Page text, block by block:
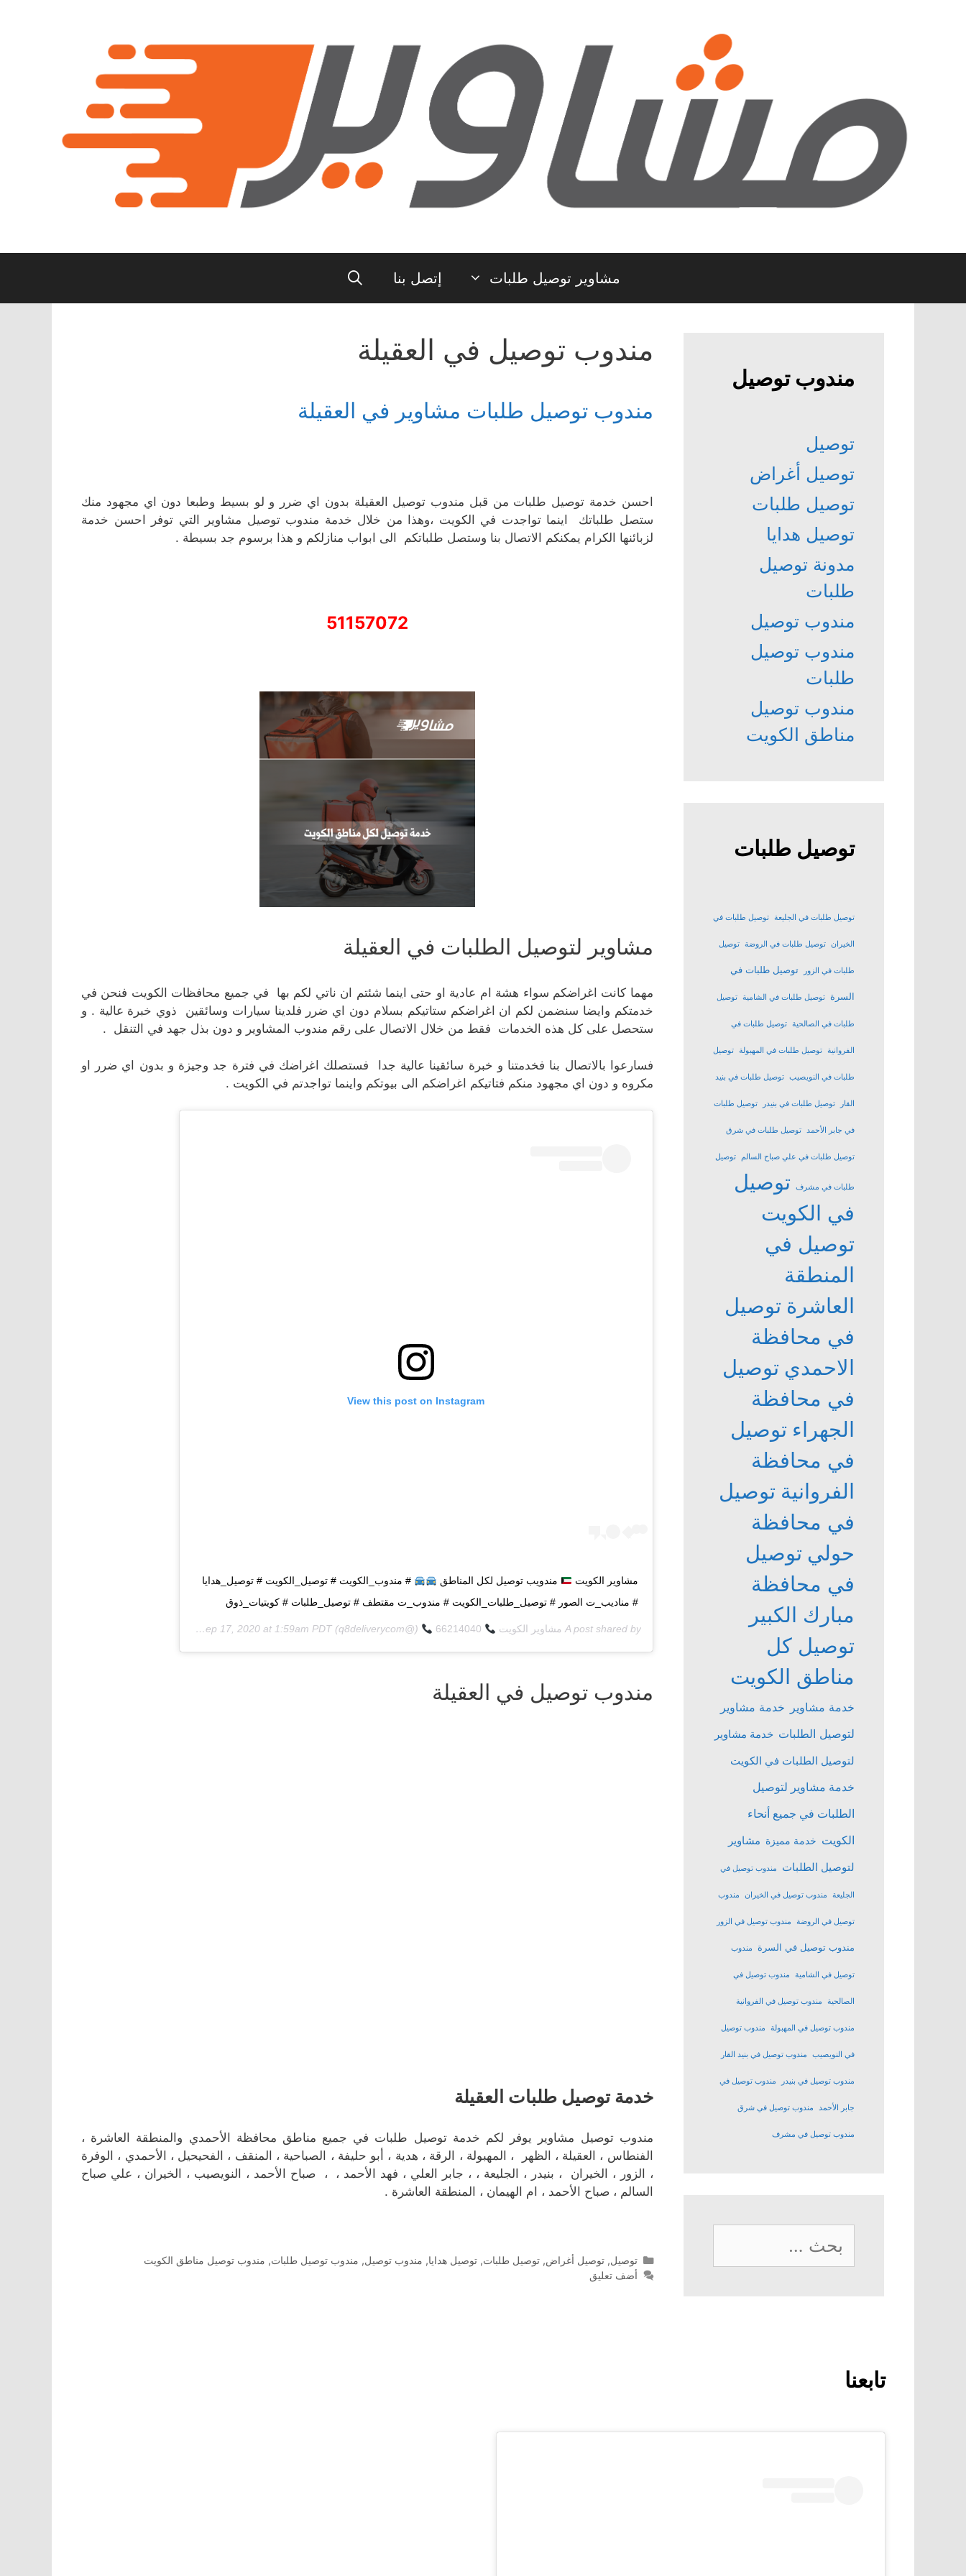
مشاوير توصيل طلبات إتصل بنا
مندوب توصيل في العقيلة
مندوب توصيل طلبات مشاوير في العقيلة
احسن خدمة توصيل طلبات من قبل مندوب توصيل العقيلة بدون اي ضرر و لو بسيط وطبعا دون اي مجهود منك
ستصل طلباتك اينما تواجدت في الكويت ،وهذا من خلال خدمة مندوب توصيل مشاوير التي توفر احسن خدمة
لزبائنها الكرام يمكنكم الاتصال بنا وستصل طلباتكم الى ابواب منازلكم و هذا برسوم جد بسيطة .
51157072
مشاوير لتوصيل الطلبات في العقيلة
مهما كانت اغراضكم سواء هشة ام عادية او حتى اينما شئتم ان ناتي لكم بها في جميع محافظات الكويت فنحن في
خدمتكم وايضا سنضمن لكم ان اغراضكم ستاتيكم بسلام دون اي ضرر فلدينا سيارات وسائقين ذوي خبرة عالية . و
ستحصل على كل هذه الخدمات فقط من خلال الاتصال على رقم مندوب المشاوير و دون بذل جهد في التنقل .
فسارعوا بالاتصال بنا فخدمتنا و خبرة سائقينا عالية جدا فستصلك اغراضك في فترة جد وجيزة و بدون اي ضرر او
مكروه و دون اي مجهود منكم فتاتيكم اغراضكم الى بيوتكم واينما تواجدتم في الكويت .
View this post on Instagram
مشاوير الكويت مندويب توصيل لكل المناطق
# مندوب_الكويت # توصيل_الكويت # توصيل_هدايا
# مناديب_ت الصور # توصيل_طلبات_الكويت # مندوب_ت مقتطف # توصيل_طلبات # كويتيات_ذوق
A post shared by مشاوير الكويت (@q8deliverycom) on
Sep 17, 2020 at 1:59am PDT
مندوب توصيل في العقيلة
خدمة توصيل طلبات العقيلة
مندوب توصيل مشاوير يوفر لكم خدمة توصيل طلبات في جميع مناطق محافظة الأحمدي والمنطقة العاشرة ،
الفنطاس ، العقيلة ، الظهر ، المهبولة ، الرقة ، هدية ، أبو حليفة ، الصباحية ، المنقف ، الفحيحيل ، الأحمدي ، الوفرة
، الزور ، الخيران ، بنيدر ، الجليعة ، ، جابر العلي ، فهد الأحمد ، ، صباح الأحمد ، النويصيب ، الخيران ، علي صباح
السالم ، صباح الأحمد ، ام الهيمان ، المنطقة العاشرة .
التصنيفات
توصيل, توصيل أغراض, توصيل طلبات, توصيل هدايا, مندوب توصيل, مندوب توصيل طلبات, مندوب توصيل مناطق الكويت
أضف تعليق
مندوب توصيل
توصيل
توصيل أغراض
توصيل طلبات
توصيل هدايا
مدونة توصيل
طلبات
مندوب توصيل
مندوب توصيل
طلبات
مندوب توصيل
مناطق الكويت
توصيل طلبات
توصيل طلبات في الجليعة توصيل طلبات في
الخيران توصيل طلبات في الروضة توصيل
طلبات في الزور توصيل طلبات في
السرة توصيل طلبات في الشامية توصيل
طلبات في الصالحية توصيل طلبات في
الفروانية توصيل طلبات في المهبولة توصيل
طلبات في النويصيب توصيل طلبات في بنيد
القار توصيل طلبات في بنيدر توصيل طلبات
في جابر الأحمد توصيل طلبات في شرق
توصيل طلبات في علي صباح السالم توصيل
طلبات في مشرف
توصيل
في الكويت
توصيل في
المنطقة
العاشرة توصيل
في محافظة
الاحمدي توصيل
في محافظة
الجهراء توصيل
في محافظة
الفروانية توصيل
في محافظة
حولي توصيل
في محافظة
مبارك الكبير
توصيل كل
مناطق الكويت
خدمة مشاوير
خدمة مشاوير
لتوصيل الطلبات خدمة مشاوير
لتوصيل الطلبات في الكويت
خدمة مشاوير لتوصيل
الطلبات في جميع أنحاء
الكويت خدمة مميزة مشاوير
لتوصيل الطلبات مندوب توصيل في
الجليعة مندوب توصيل في الخيران مندوب
توصيل في الروضة مندوب توصيل في الزور
مندوب توصيل في السرة مندوب
توصيل في الشامية مندوب توصيل في
الصالحية مندوب توصيل في الفروانية
مندوب توصيل في المهبولة مندوب توصيل
في النويصيب مندوب توصيل في بنيد القار
مندوب توصيل في بنيدر مندوب توصيل في
جابر الأحمد مندوب توصيل في شرق
مندوب توصيل في مشرف
البحث
عن:
تابعنا